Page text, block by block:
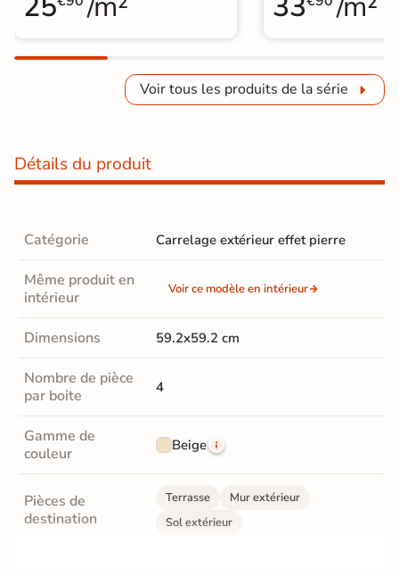
Voir tous les produits de la série
Détails du produit
Catégorie Carrelage extérieur effet pierre
Même produit en
intérieur
Voir ce modèle en intérieur
Dimensions 59.2x59.2 cm
Nombre de pièce
par boite
4
Gamme de
couleur
Beige
Pièces de
destination
Terrasse
Mur extérieur
Sol extérieur